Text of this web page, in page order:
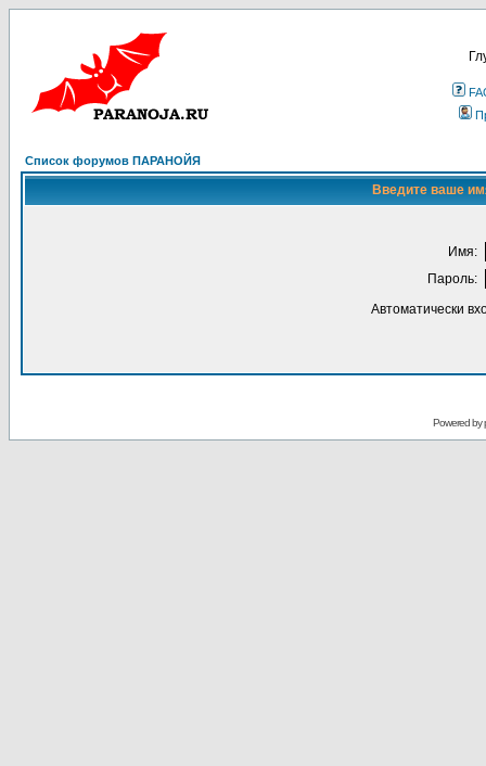
Список форумов ПАРАНОЙЯ
Введите ваше
Имя:
Пароль:
Автоматически
Powered by